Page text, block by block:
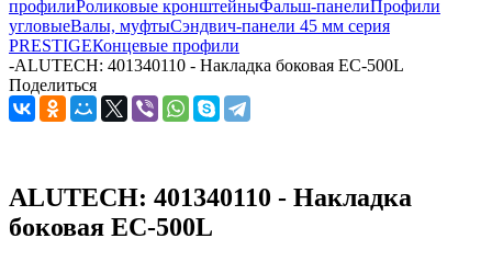
профилиРоликовые кронштейныФальш-панелиПрофили
угловыеВалы, муфтыСэндвич-панели 45 мм серия
PRESTIGEКонцевые профили
-ALUTECH: 401340110 - Накладка боковая EC-500L
Поделиться
ALUTECH: 401340110 - Накладка
боковая EC-500L